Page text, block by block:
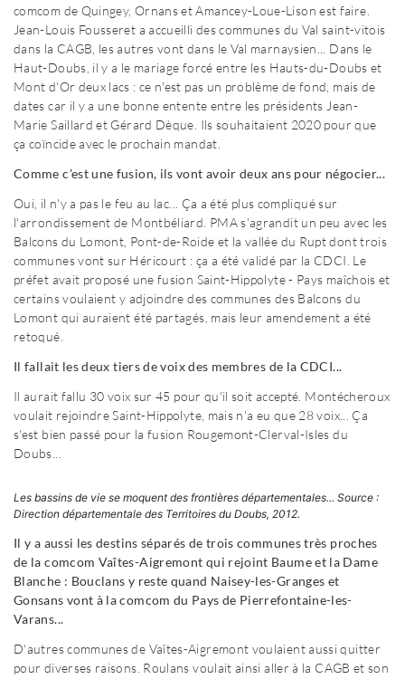
comcom de Quingey, Ornans et Amancey-Loue-Lison est faire.
Jean-Louis Fousseret a accueilli des communes du Val saint-vitois
dans la CAGB, les autres vont dans le Val marnaysien... Dans le
Haut-Doubs, il y a le mariage forcé entre les Hauts-du-Doubs et
Mont d'Or deux lacs : ce n'est pas un problème de fond, mais de
dates car il y a une bonne entente entre les présidents Jean-
Marie Saillard et Gérard Dèque. Ils souhaitaient 2020 pour que
ça coïncide avec le prochain mandat.
Comme c'est une fusion, ils vont avoir deux ans pour négocier...
Oui, il n'y a pas le feu au lac... Ça a été plus compliqué sur
l'arrondissement de Montbéliard. PMA s'agrandit un peu avec les
Balcons du Lomont, Pont-de-Roide et la vallée du Rupt dont trois
communes vont sur Héricourt : ça a été validé par la CDCI. Le
préfet avait proposé une fusion Saint-Hippolyte - Pays maîchois et
certains voulaient y adjoindre des communes des Balcons du
Lomont qui auraient été partagés, mais leur amendement a été
retoqué.
Il fallait les deux tiers de voix des membres de la CDCI...
Il aurait fallu 30 voix sur 45 pour qu'il soit accepté. Montécheroux
voulait rejoindre Saint-Hippolyte, mais n'a eu que 28 voix... Ça
s'est bien passé pour la fusion Rougemont-Clerval-Isles du
Doubs...
Les bassins de vie se moquent des frontières départementales... Source :
Direction départementale des Territoires du Doubs, 2012.
Il y a aussi les destins séparés de trois communes très proches
de la comcom Vaîtes-Aigremont qui rejoint Baume et la Dame
Blanche : Bouclans y reste quand Naisey-les-Granges et
Gonsans vont à la comcom du Pays de Pierrefontaine-les-
Varans...
D'autres communes de Vaîtes-Aigremont voulaient aussi quitter
pour diverses raisons. Roulans voulait ainsi aller à la CAGB et son